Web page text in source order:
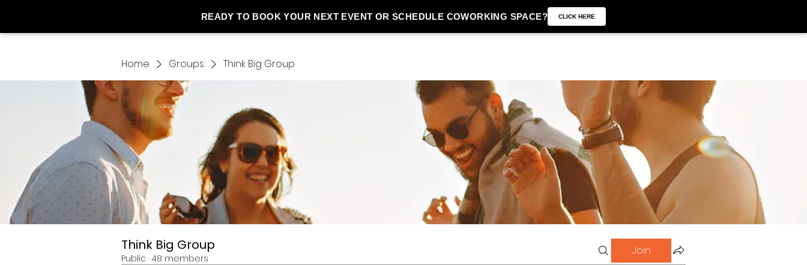
READY TO BOOK YOUR NEXT EVENT OR SCHEDULE COWORKING SPACE? CLICK HERE
Home Groups Think Big Group
Think Big Group
Public · 48 members
Join